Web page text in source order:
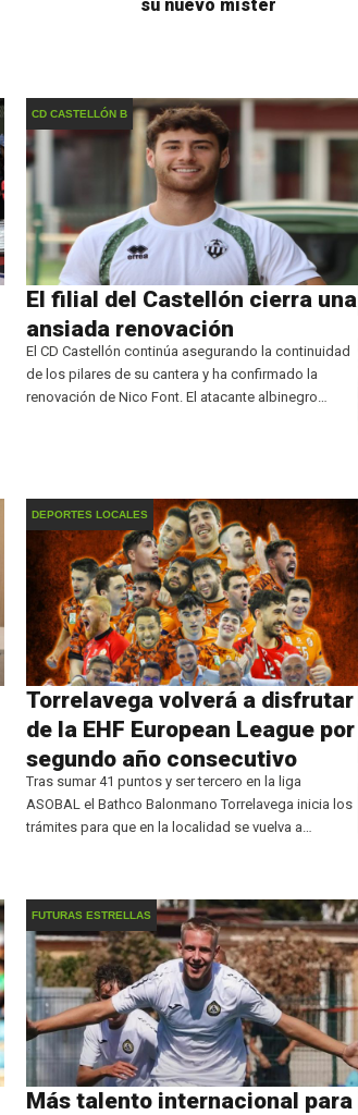
su nuevo mister
CD CASTELLÓN B
El filial del Castellón cierra una
ansiada renovación
El CD Castellón continúa asegurando la continuidad
de los pilares de su cantera y ha confirmado la
renovación de Nico Font. El atacante albinegro
DEPORTES LOCALES
Torrelavega volverá a disfrutar
de la EHF European League por
segundo año consecutivo
Tras sumar 41 puntos y ser tercero en la liga
ASOBAL el Bathco Balonmano Torrelavega inicia los
trámites para que en la localidad se vuelva a
FUTURAS ESTRELLAS
Más talento internacional para